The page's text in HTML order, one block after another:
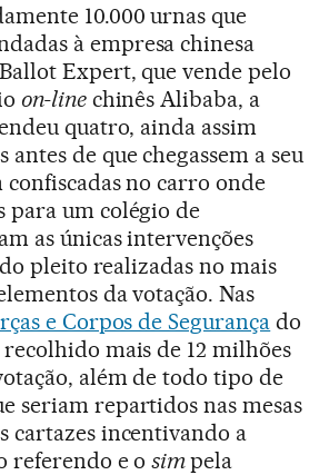
10.000 urnas que
à empresa chinesa
Expert, que vende pelo
on-linechinês Alibaba, a
quatro, ainda assim
antes de que chegassem a seu
no carro onde
para um colégio de
as únicas intervenções
pleito realizadas no mais
da votação. Nas
e Corpos de Segurança do
mais de 12 milhões
além de todo tipo de
seriam repartidos nas mesas
cartazes incentivando a
referendo e osimpela